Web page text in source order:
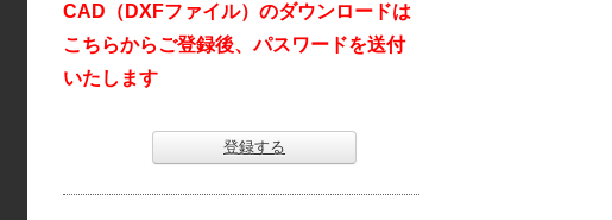
CAD（DXFファイル）のダウンロードは
こちらからご登録後、パスワードを送付
いたします
登録する